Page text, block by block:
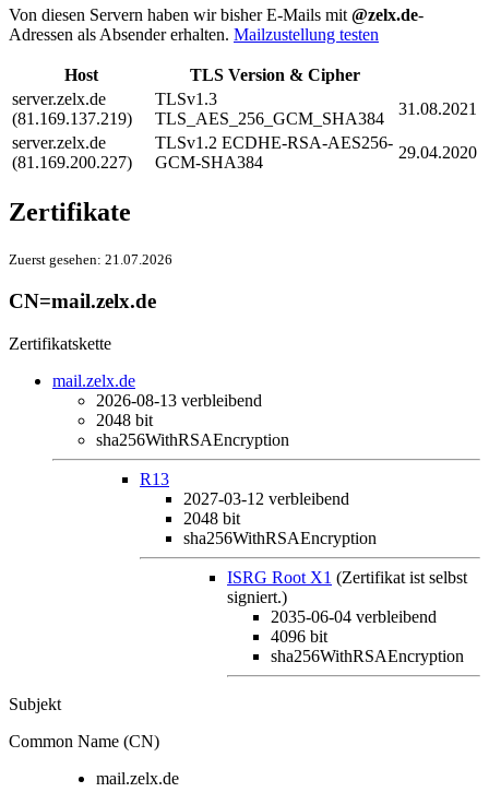
Von diesen Servern haben wir bisher E-Mails mit @zelx.de-
Adressen als Absender erhalten. Mailzustellung testen
Host
TLS Version & Cipher
server.zelx.de
(81.169.137.219)
TLSv1.3
TLS_AES_256_GCM_SHA384
31.08.2021
server.zelx.de
(81.169.200.227)
TLSv1.2 ECDHE-RSA-AES256-
GCM-SHA384
29.04.2020
Zertifikate
Zuerst gesehen: 21.07.2026
CN=mail.zelx.de
Zertifikatskette
mail.zelx.de
2026-08-13 verbleibend
2048 bit
sha256WithRSAEncryption
R13
2027-03-12 verbleibend
2048 bit
sha256WithRSAEncryption
ISRG Root X1 (Zertifikat ist selbst
signiert.)
2035-06-04 verbleibend
4096 bit
sha256WithRSAEncryption
Subjekt
Common Name (CN)
mail.zelx.de